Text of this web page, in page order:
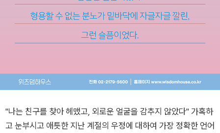
"나는 친구를 찾아 헤맸고, 외로운 얼굴을 감추지 않았다" 가혹하
고 눈부시고 애틋한 지난 계절의 우정에 대하여 가장 정확한 언어